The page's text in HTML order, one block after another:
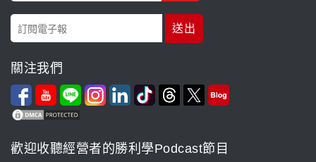
關注我們
歡迎收聽經營者的勝利學Podcast節目